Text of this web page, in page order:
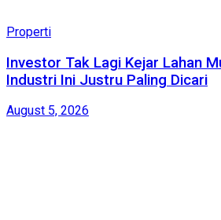
Properti
Investor Tak Lagi Kejar Lahan
Industri Ini Justru Paling Dicari
August 5, 2026